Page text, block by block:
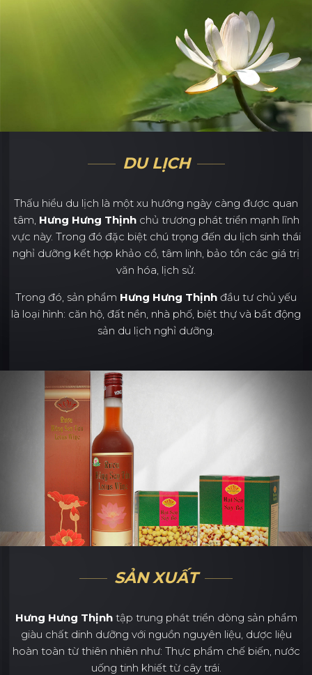
DU LỊCH
Thấu hiểu du lịch là một xu hướng ngày càng được quan
tâm, Hưng Hưng Thịnh chủ trương phát triển mạnh lĩnh
vực này. Trong đó đặc biệt chú trọng đến du lịch sinh thái
nghỉ dưỡng kết hợp khảo cổ, tâm linh, bảo tồn các giá trị
văn hóa, lịch sử.
Trong đó, sản phẩm Hưng Hưng Thịnh đầu tư chủ yếu
là loại hình: căn hộ, đất nền, nhà phố, biệt thự và bất động
sản du lịch nghỉ dưỡng.
SẢN XUẤT
Hưng Hưng Thịnh tập trung phát triển dòng sản phẩm
giàu chất dinh dưỡng với nguồn nguyên liệu, dược liệu
hoàn toàn từ thiên nhiên như: Thực phẩm chế biến, nước
uống tinh khiết từ cây trái.